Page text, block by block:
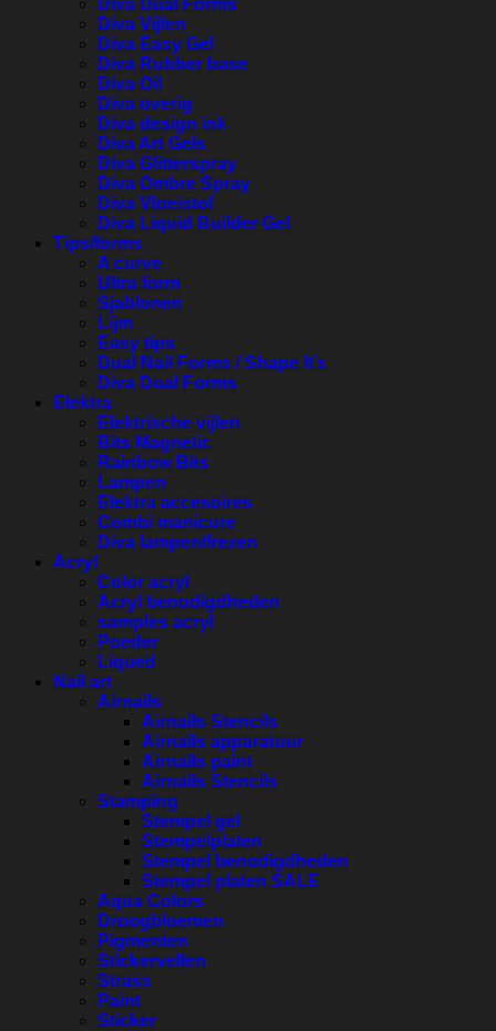
Diva Vijlen
Diva Easy Gel
Diva Rubber base
Diva Oil
Diva overig
Diva design ink
Diva Art Gels
Diva Glitterspray
Diva Ombre Spray
Diva Vloeistof
Diva Liquid Builder Gel
Tips/forms
A curve
Ultra form
Sjablonen
Lijm
Easy tips
Dual Nail Forms / Shape It’s
Diva Dual Forms
Elektra
Elektrische vijlen
Bits Magnetic
Rainbow Bits
Lampen
Elektra accesoires
Combi manicure
Diva lampen/frezen
Acryl
Color acryl
Acryl benodigdheden
samples acryl
Poeder
Liqued
Nail art
Airnails
Airnails Stencils
Airnails apparatuur
Airnails paint
Airnails Stencils
Stamping
Stempel gel
Stempelplaten
Stempel benodigdheden
Stempel platen SALE
Aqua Colors
Droogbloemen
Pigmenten
Stickervellen
Strass
Paint
Sticker